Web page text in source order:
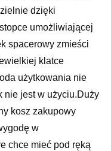
dzięki
umożliwiającej
spacerowy zmieści
klatce
użytkowania nie
nie jest w użyciu.Duży
kosz zakupowy
w
chce mieć pod ręką